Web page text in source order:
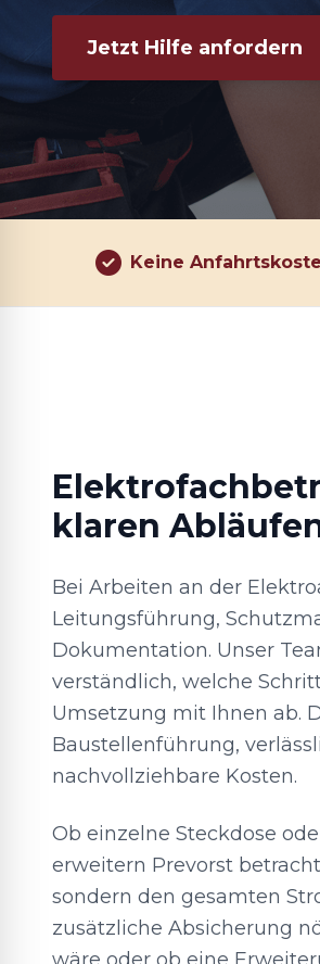
Jetzt Hilfe anfordern
Keine
klaren
Bei Arbeiten an der
Leitungsführung,
Dokumentation. Unser
verständlich, welche
Umsetzung mit Ihnen ab.
Baustellenführung,
nachvollziehbare Kosten.
Ob einzelne Steckdose
erweitern Prevorst
sondern den gesamten
zusätzliche Absicherung
wäre oder ob eine